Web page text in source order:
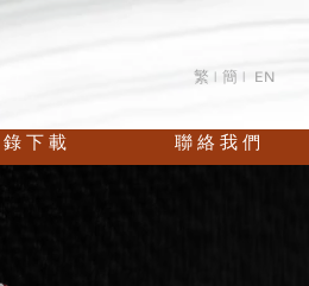
繁 | 簡 | EN
下 載 聯 絡 我 們